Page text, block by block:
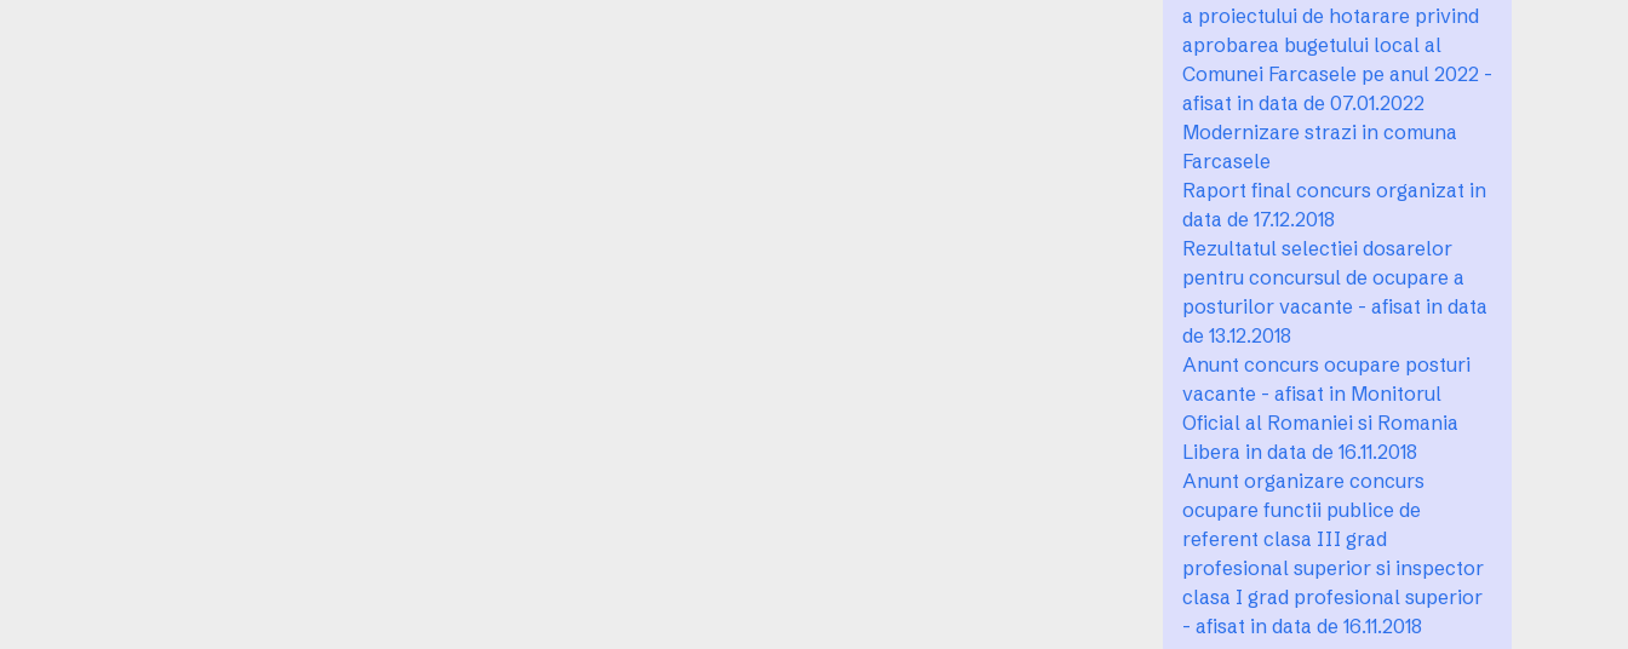
a proiectului de hotarare privind
aprobarea bugetului local al
Comunei Farcasele pe anul 2022 -
afisat in data de 07.01.2022
Modernizare strazi in comuna
Farcasele
Raport final concurs organizat in
data de 17.12.2018
Rezultatul selectiei dosarelor
pentru concursul de ocupare a
posturilor vacante - afisat in data
de 13.12.2018
Anunt concurs ocupare posturi
vacante - afisat in Monitorul
Oficial al Romaniei si Romania
Libera in data de 16.11.2018
Anunt organizare concurs
ocupare functii publice de
referent clasa III grad
profesional superior si inspector
clasa I grad profesional superior
- afisat in data de 16.11.2018